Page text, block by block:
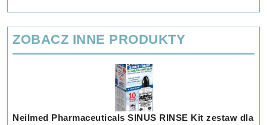
ZOBACZ INNE PRODUKTY
Neilmed Pharmaceuticals SINUS RINSE Kit zestaw dla